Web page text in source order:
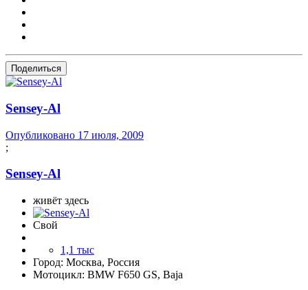
Поделиться
Sensey-Al
Опубликовано 17 июля, 2009
;
Sensey-Al
живёт здесь
Свой
1,1 тыс
Город: Москва, Россия
Мотоцикл: BMW F650 GS, Baja